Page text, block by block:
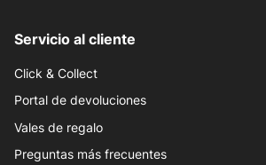
Servicio al cliente
Click & Collect
Portal de devoluciones
Vales de regalo
Preguntas más frecuentes